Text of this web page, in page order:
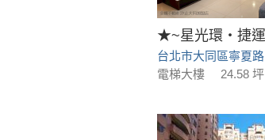
台北市大同區寧夏路
電梯大樓 24.58 坪